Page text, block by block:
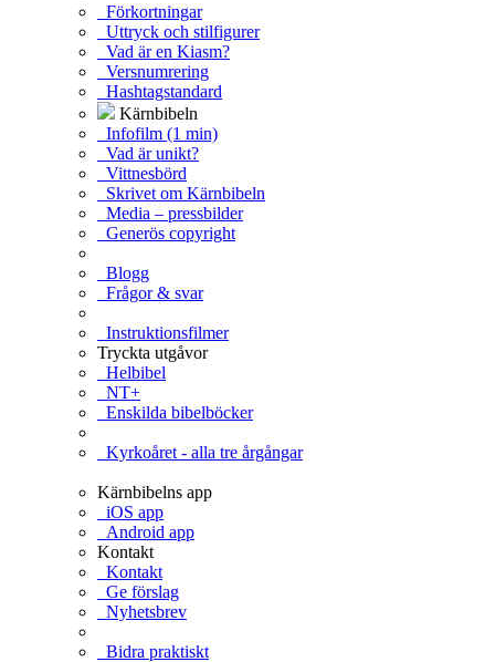
Förkortningar
Uttryck och stilfigurer
Vad är en Kiasm?
Versnumrering
Hashtagstandard
Kärnbibeln
Infofilm (1 min)
Vad är unikt?
Vittnesbörd
Skrivet om Kärnbibeln
Media – pressbilder
Generös copyright
Blogg
Frågor & svar
Instruktionsfilmer
Tryckta utgåvor
Helbibel
NT+
Enskilda bibelböcker
Kyrkoåret - alla tre årgångar
Kärnbibelns app
iOS app
Android app
Kontakt
Kontakt
Ge förslag
Nyhetsbrev
Bidra praktiskt